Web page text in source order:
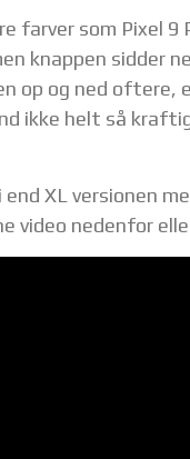
farver som Pixel
knappen sidder
op og ned oftere,
ikke helt så
XL versionen
video nedenfor